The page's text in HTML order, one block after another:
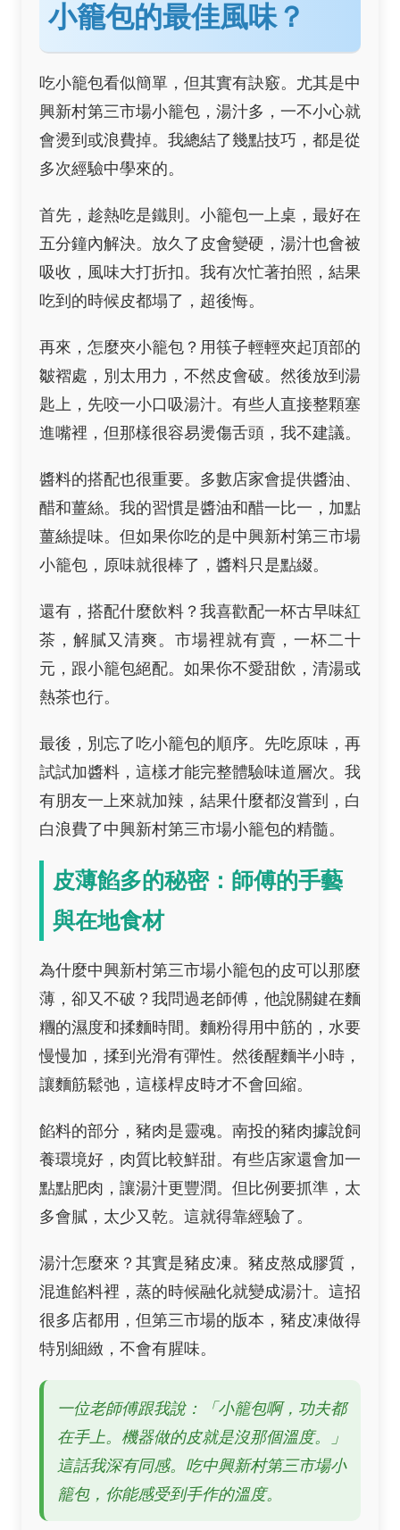
小籠包的最佳風味？
吃小籠包看似簡單，但其實有訣竅。尤其是中
興新村第三市場小籠包，湯汁多，一不小心就
會燙到或浪費掉。我總結了幾點技巧，都是從
多次經驗中學來的。
首先，趁熱吃是鐵則。小籠包一上桌，最好在
五分鐘內解決。放久了皮會變硬，湯汁也會被
吸收，風味大打折扣。我有次忙著拍照，結果
吃到的時候皮都塌了，超後悔。
再來，怎麼夾小籠包？用筷子輕輕夾起頂部的
皺褶處，別太用力，不然皮會破。然後放到湯
匙上，先咬一小口吸湯汁。有些人直接整顆塞
進嘴裡，但那樣很容易燙傷舌頭，我不建議。
醬料的搭配也很重要。多數店家會提供醬油、
醋和薑絲。我的習慣是醬油和醋一比一，加點
薑絲提味。但如果你吃的是中興新村第三市場
小籠包，原味就很棒了，醬料只是點綴。
還有，搭配什麼飲料？我喜歡配一杯古早味紅
茶，解膩又清爽。市場裡就有賣，一杯二十
元，跟小籠包絕配。如果你不愛甜飲，清湯或
熱茶也行。
最後，別忘了吃小籠包的順序。先吃原味，再
試試加醬料，這樣才能完整體驗味道層次。我
有朋友一上來就加辣，結果什麼都沒嘗到，白
白浪費了中興新村第三市場小籠包的精髓。
皮薄餡多的秘密：師傅的手藝
與在地食材
為什麼中興新村第三市場小籠包的皮可以那麼
薄，卻又不破？我問過老師傅，他說關鍵在麵
糰的濕度和揉麵時間。麵粉得用中筋的，水要
慢慢加，揉到光滑有彈性。然後醒麵半小時，
讓麵筋鬆弛，這樣桿皮時才不會回縮。
餡料的部分，豬肉是靈魂。南投的豬肉據說飼
養環境好，肉質比較鮮甜。有些店家還會加一
點點肥肉，讓湯汁更豐潤。但比例要抓準，太
多會膩，太少又乾。這就得靠經驗了。
湯汁怎麼來？其實是豬皮凍。豬皮熬成膠質，
混進餡料裡，蒸的時候融化就變成湯汁。這招
很多店都用，但第三市場的版本，豬皮凍做得
特別細緻，不會有腥味。
一位老師傅跟我說：「小籠包啊，功夫都
在手上。機器做的皮就是沒那個溫度。」
這話我深有同感。吃中興新村第三市場小
籠包，你能感受到手作的溫度。